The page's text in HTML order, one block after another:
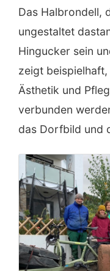
Das Halbrondell,
ungestaltet
Hingucker sein
zeigt
Ästhetik und
verbunden
das Dorfbild und